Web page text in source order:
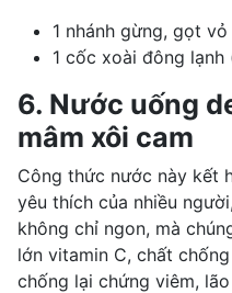
1 nhánh gừng, gọt
1 cốc xoài đông
6. Nước uống
mâm xôi cam
Công thức nước này kết
yêu thích của nhiều
không chỉ ngon, mà
lớn vitamin C, chất
chống lại chứng viêm,